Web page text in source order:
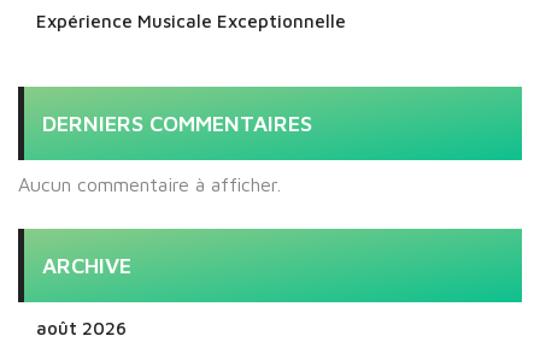
Expérience Musicale Exceptionnelle
DERNIERS COMMENTAIRES
Aucun commentaire à afficher.
ARCHIVE
août 2026